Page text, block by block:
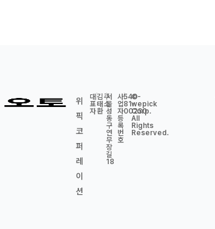
위
픽
코
퍼
레
이
션
대
표
자
|김
태
환
주
소
|서
울
성
동
구
연
무
장
길
18
사
업
자
등
록
번
호
|540-
81-
00230
©
wepick
Corp.
All
Rights
Reserved.